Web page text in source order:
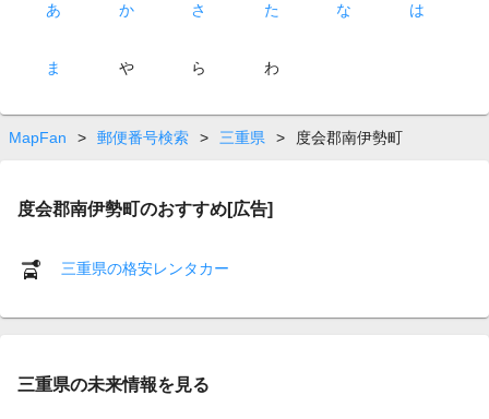
あ か さ た な は
ま や ら わ
MapFan > 郵便番号検索 > 三重県 > 度会郡南伊勢町
度会郡南伊勢町のおすすめ[広告]
三重県の格安レンタカー
三重県の未来情報を見る